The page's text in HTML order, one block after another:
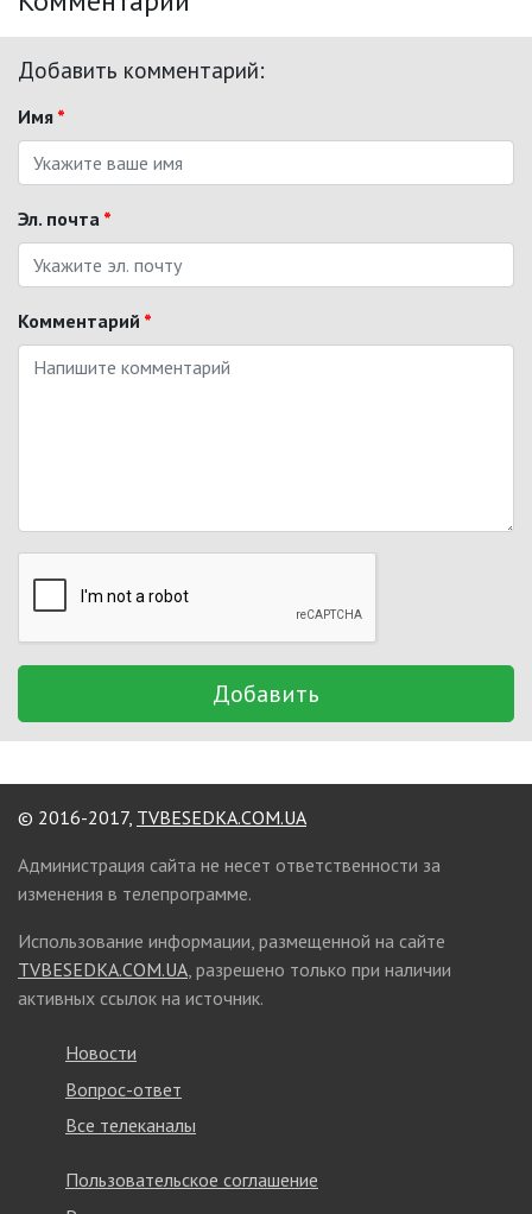
Добавить комментарий:
Имя *
Эл. почта *
Комментарий *
Добавить
© 2016-2017, TVBESEDKA.COM.UA
Администрация сайта не несет ответственности за
изменения в телепрограмме.
Использование информации, размещенной на сайте
TVBESEDKA.COM.UA , разрешено только при наличии
активных ссылок на источник.
Новости
Вопрос-ответ
Все телеканалы
Пользовательское соглашение